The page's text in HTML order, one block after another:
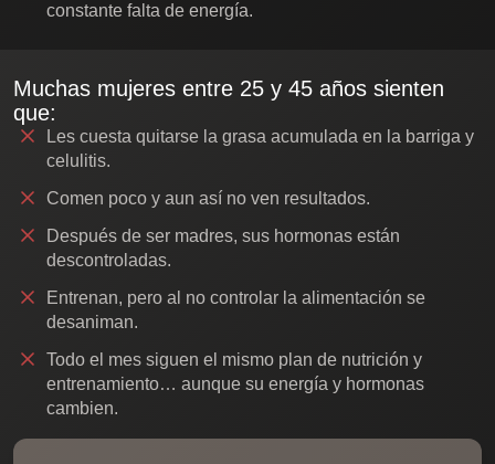
constante falta de energía.
Muchas mujeres entre 25 y 45 años sienten
que:
Les cuesta quitarse la grasa acumulada en la barriga y
celulitis.
Comen poco y aun así no ven resultados.
Después de ser madres, sus hormonas están
descontroladas.
Entrenan, pero al no controlar la alimentación se
desaniman.
Todo el mes siguen el mismo plan de nutrición y
entrenamiento… aunque su energía y hormonas
cambien.